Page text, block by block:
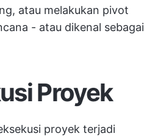
atau melakukan pivot
- atau dikenal sebagai
Proyek
proyek terjadi